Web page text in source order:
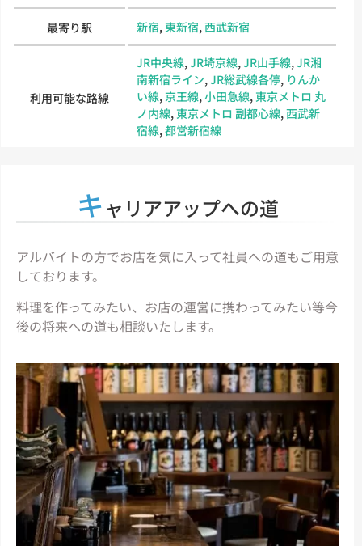
最寄り駅 新宿, 東新宿,西武新宿
利用可能な路線
JR中央線,JR埼京線,JR山手線,JR湘
南新宿ライン,JR総武線各停, りんか
い線,京王線,小田急線, 東京メトロ 丸
ノ内線, 東京メトロ 副都心線,西武新
宿線,都営新宿線
キャリアアップへの道
アルバイトの方でお店を気に入って社員への道もご用意
しております。
料理を作ってみたい、お店の運営に携わってみたい等今
後の将来への道も相談いたします。